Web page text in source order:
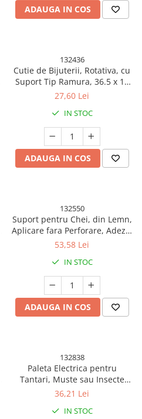
ADAUGA IN COS
132436
Cutie de Bijuterii, Rotativa, cu
Suport Tip Ramura, 36.5 x 14
cm, din ABS+PP, Roz
27,60 Lei
IN STOC
ADAUGA IN COS
132550
Suport pentru Chei, din Lemn,
Aplicare fara Perforare, Adeziv
Inclus, 5 Carlige Negre, Model
kg, 13.5 x 22 cm, Maro
53,58 Lei
IN STOC
ADAUGA IN COS
132838
Paleta Electrica pentru
Tantari, Muste sau Insecte
LED, Plastic, Casa si Gradina,
36,21 Lei
IN STOC